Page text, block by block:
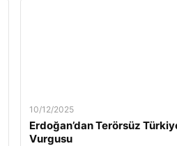
10/12/2025
Erdoğan’dan Terörsüz
Vurgusu